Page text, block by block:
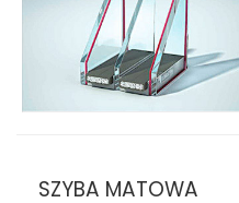
SZYBA MATOWA